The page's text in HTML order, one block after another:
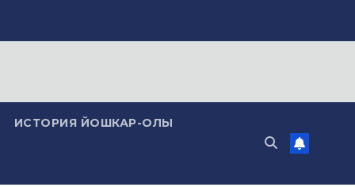
ИСТОРИЯ ЙОШКАР-ОЛЫ